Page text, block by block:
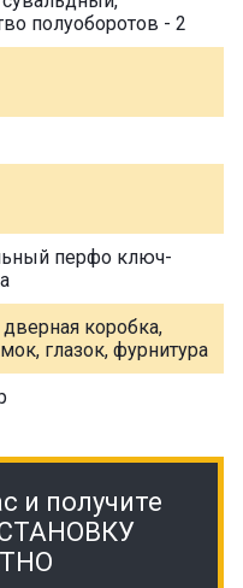
полуоборотов - 2
перфо ключ-
дверная коробка,
глазок, фурнитура
и получите